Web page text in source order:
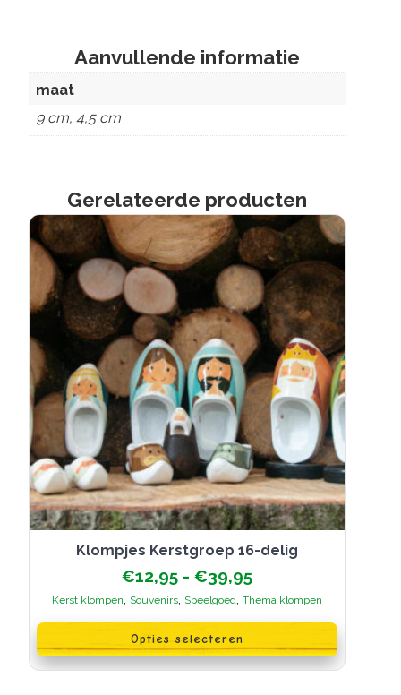
Aanvullende informatie
maat
9 cm, 4,5 cm
Gerelateerde producten
Klompjes Kerstgroep 16-delig
€12,95 - €39,95Prijsklasse:
€12,95
tot
€39,95
Kerst klompen, Souvenirs, Speelgoed, Thema klompen
Opties selecteren
product
heeft
meerdere
variaties.